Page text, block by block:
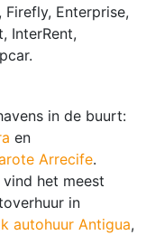
Enterprise,
InterRent,
in de buurt:
en
Arrecife.
het meest
in
autohuur Antigua,